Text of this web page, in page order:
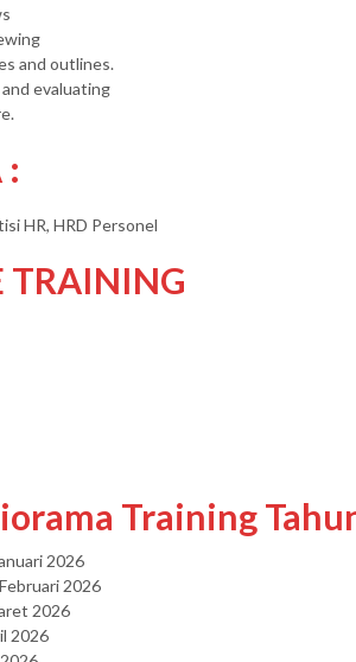
and outlines.
evaluating
:
HR, HRD Personel
TRAINING
Training
2026
2026
2026
2026